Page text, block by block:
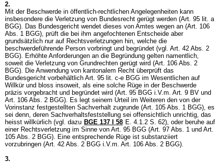
2.
Mit der Beschwerde in öffentlich-rechtlichen Angelegenheiten kann
insbesondere die Verletzung von Bundesrecht gerügt werden (Art. 95 lit. a
BGG). Das Bundesgericht wendet dieses von Amtes wegen an (Art. 106
Abs. 1 BGG), prüft die bei ihm angefochtenen Entscheide aber
grundsätzlich nur auf Rechtsverletzungen hin, welche die
beschwerdeführende Person vorbringt und begründet (vgl. Art. 42 Abs. 2
BGG). Erhöhte Anforderungen an die Begründung gelten namentlich,
soweit die Verletzung von Grundrechten gerügt wird (Art. 106 Abs. 2
BGG). Die Anwendung von kantonalem Recht überprüft das
Bundesgericht vorbehältlich Art. 95 lit. c-e BGG im Wesentlichen auf
Willkür und bloss insoweit, als eine solche Rüge in der Beschwerde
präzis vorgebracht und begründet wird (Art. 95 BGG i.V.m. Art. 9 BV und
Art. 106 Abs. 2 BGG). Es legt seinem Urteil im Weiteren den von der
Vorinstanz festgestellten Sachverhalt zugrunde (Art. 105 Abs. 1 BGG), es
sei denn, deren Sachverhaltsfeststellung sei offensichtlich unrichtig, das
heisst willkürlich (vgl. dazu BGE 137 I 58 E. 4.1.2 S. 62), oder beruhe auf
einer Rechtsverletzung im Sinne von Art. 95 BGG (Art. 97 Abs. 1 und Art.
105 Abs. 2 BGG). Eine entsprechende Rüge ist substanziiert
vorzubringen (Art. 42 Abs. 2 BGG i.V.m. Art. 106 Abs. 2 BGG).
3.